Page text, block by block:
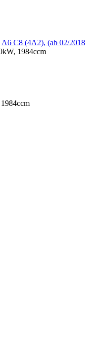
A6 C8 (4A2), (ab 02/2018
1984ccm